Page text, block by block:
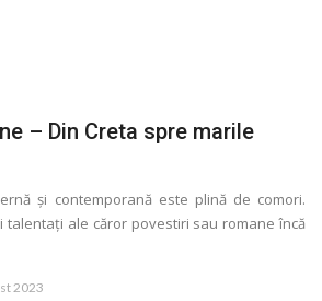
– Din Creta spre marile
și contemporană este plină de comori.
talentaţi ale căror povestiri sau romane încă
2023